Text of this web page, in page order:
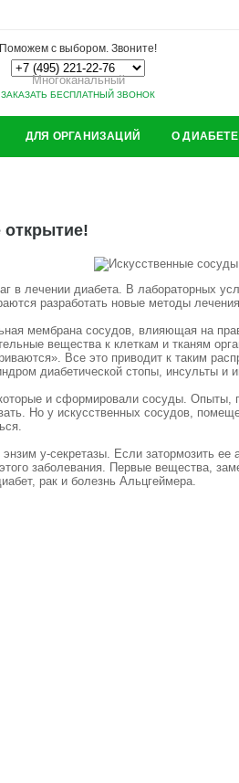
Поможем с выбором. Звоните!
Многоканальный
ЗАКАЗАТЬ БЕСПЛАТНЫЙ ЗВОНОК
ДЛЯ ОРГАНИЗАЦИЙ О ДИАБЕТЕ
открытие!
в лечении диабета. В лабораторных
разработать новые методы
мембрана сосудов, влияющая на
вещества к клеткам и тканям
Все это приводит к таким
диабетической стопы, инсульты
и сформировали сосуды.
Но у искусственных сосудов,
y-секретазы. Если затормозить ее
заболевания. Первые вещества,
рак и болезнь Альцгеймера.